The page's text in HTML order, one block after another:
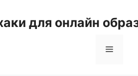
для онлайн
Меню